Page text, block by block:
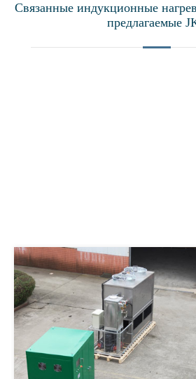
Связанные индукционные
предлагаемые